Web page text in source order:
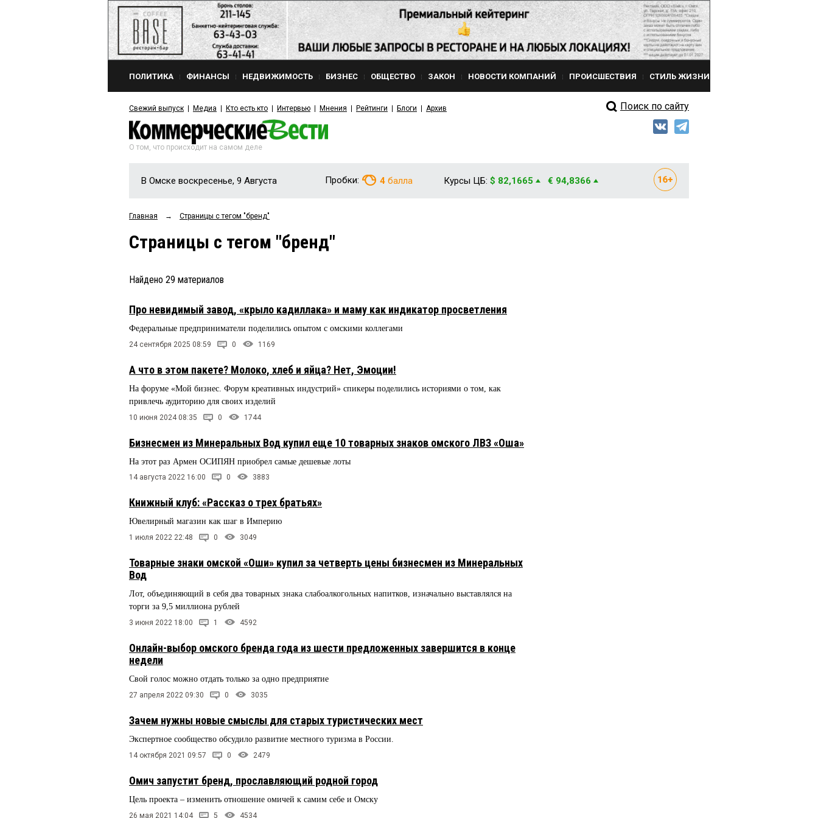
ПОЛИТИКА ФИНАНСЫ НЕДВИЖИМОСТЬ БИЗНЕС ОБЩЕСТВО ЗАКОН НОВОСТИ КОМПАНИЙ ПРОИСШЕСТВИЯ СТИЛЬ ЖИЗНИ
Свежий выпуск Медиа Кто есть кто Интервью Мнения Рейтинги Блоги Архив Поиск по сайту
О том, что происходит на самом деле
В Омске воскресенье, 9 Августа Пробки: 4 балла Курсы ЦБ: $ 82,1665 € 94,8366
Главная → Страницы c тегом "бренд"
Страницы c тегом "бренд"
Найдено 29 материалов
Про невидимый завод, «крыло кадиллака» и маму как индикатор просветления
Федеральные предприниматели поделились опытом с омскими коллегами
24 сентября 2025 08:59 0 1169
А что в этом пакете? Молоко, хлеб и яйца? Нет, Эмоции!
На форуме «Мой бизнес. Форум креативных индустрий» спикеры поделились историями о том, как
привлечь аудиторию для своих изделий
10 июня 2024 08:35 0 1744
Бизнесмен из Минеральных Вод купил еще 10 товарных знаков омского ЛВЗ «Оша»
На этот раз Армен ОСИПЯН приобрел самые дешевые лоты
14 августа 2022 16:00 0 3883
Книжный клуб: «Рассказ о трех братьях»
Ювелирный магазин как шаг в Империю
1 июля 2022 22:48 0 3049
Товарные знаки омской «Оши» купил за четверть цены бизнесмен из Минеральных
Вод
Лот, объединяющий в себя два товарных знака слабоалкогольных напитков, изначально выставлялся на
торги за 9,5 миллиона рублей
3 июня 2022 18:00 1 4592
Онлайн-выбор омского бренда года из шести предложенных завершится в конце
недели
Свой голос можно отдать только за одно предприятие
27 апреля 2022 09:30 0 3035
Зачем нужны новые смыслы для старых туристических мест
Экспертное сообщество обсудило развитие местного туризма в России.
14 октября 2021 09:57 0 2479
Омич запустит бренд, прославляющий родной город
Цель проекта – изменить отношение омичей к самим себе и Омску
26 мая 2021 14:04 5 4534